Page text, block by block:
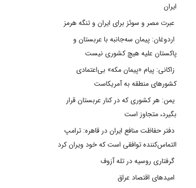
ایران
عبرت مصر و سوئز برای ایران و تنگه هرمز
اردوغان: پیمان سه‌جانبه با عربستان و
پاکستان علیه هیچ کشوری نیست
زاکانی: پیام «پیمان مکه» بی‌اعتمادی
کشورهای منطقه به آمریکاست
یمن: هر کشوری که در کنار عربستان قرار
بگیرد، متجاوز است
دفتر حفاظت منافع ایران در قاهره: ترامپ
التماس‌کننده توافقی است که خود ویران کرد
گرفتاری روسیه در تله آزوف
امیدهای اقتصاد عراق